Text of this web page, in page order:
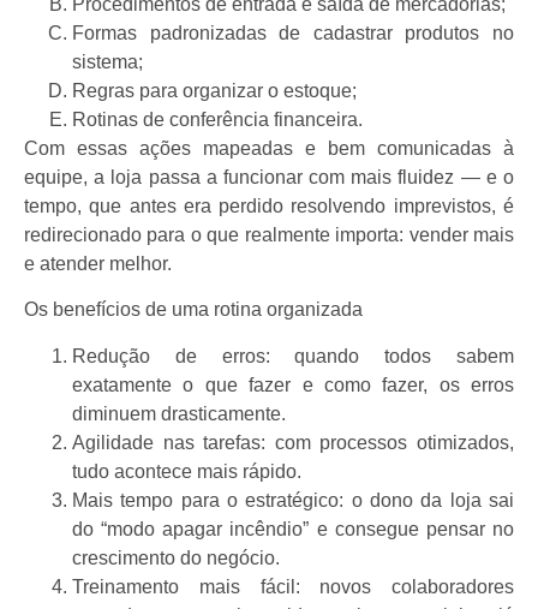
Formas padronizadas de cadastrar produtos no
sistema;
Regras para organizar o estoque;
Rotinas de conferência financeira.
Com essas ações mapeadas e bem comunicadas à
equipe, a loja passa a funcionar com mais fluidez — e o
tempo, que antes era perdido resolvendo imprevistos, é
redirecionado para o que realmente importa: vender mais
e atender melhor.
Os benefícios de uma rotina organizada
Redução de erros: quando todos sabem
exatamente o que fazer e como fazer, os erros
diminuem drasticamente.
Agilidade nas tarefas: com processos otimizados,
tudo acontece mais rápido.
Mais tempo para o estratégico: o dono da loja sai
do “modo apagar incêndio” e consegue pensar no
crescimento do negócio.
Treinamento mais fácil: novos colaboradores